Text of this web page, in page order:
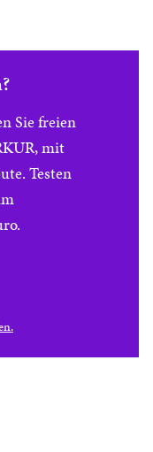
Sie freien
mit
Testen